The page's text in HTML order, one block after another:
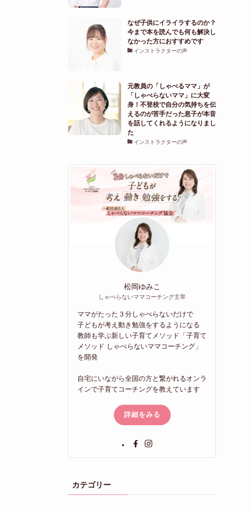
なぜ子供にイライラするのか？
今まで本を読んでも何も解決し
なかった方におすすめです
インストラクターの声
元教員の「しゃべるママ」が
「しゃべらないママ」に大変
身！不登校で自分の気持ちを伝
えるのが苦手だった息子が本音
を話してくれるようになりまし
た
インストラクターの声
松岡ゆみこ
しゃべらないママコーチング主宰
ママがたった３分しゃべらないだけで
子どもが考え動き勉強をするようになる
教師も学ぶ新しい子育てメソッド「子育て
メソッド しゃべらないママコーチング」
を開発
自宅にいながら全国の方と繋がれるオンラ
インで子育てコーチングを教えています
詳細をみる
カテゴリー